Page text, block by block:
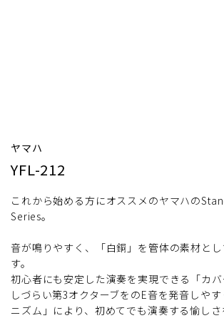
ヤマハ
YFL-212
これから始める方にオススメのヤマハの
Series。
音が鳴りやすく、「白銅」を管体の素材と
す。
初心者にも安定した演奏を実現できる「カ
しづらい第3オクターブをのE音を発音しや
ニズム」により、初めてでも演奏する愉しさ